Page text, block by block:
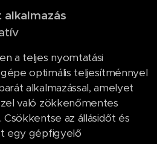
alkalmazás
a teljes nyomtatási
optimális teljesítménnyel
alkalmazással, amelyet
való zökkenőmentes
az állásidőt és
egy gépfigyelő